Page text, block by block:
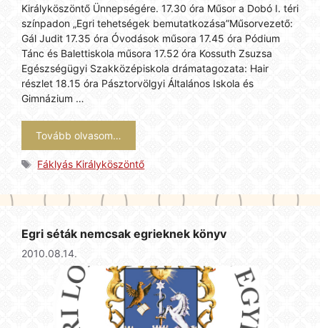
Királyköszöntő Ünnepségére. 17.30 óra Műsor a Dobó I. téri
színpadon „Egri tehetségek bemutatkozása”Műsorvezető:
Gál Judit 17.35 óra Óvodások műsora 17.45 óra Pódium
Tánc és Balettiskola műsora 17.52 óra Kossuth Zsuzsa
Egészségügyi Szakközépiskola drámatagozata: Hair
részlet 18.15 óra Pásztorvölgyi Általános Iskola és
Gimnázium …
Tovább olvasom…
Címkék
Fáklyás Királyköszöntő
Egri séták nemcsak egrieknek könyv
2010.08.14.